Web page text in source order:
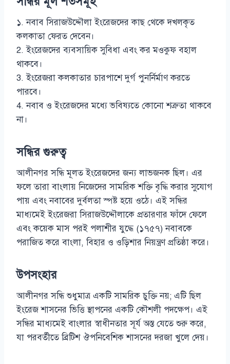
১. নবাব সিরাজউদ্দৌলা ইংরেজদের কাছ থেকে দখলকৃত
কলকাতা ফেরত দেবেন।
2. ইংরেজদের ব্যবসায়িক সুবিধা এবং কর মওকুফ বহাল
থাকবে।
3. ইংরেজরা কলকাতার চারপাশে দুর্গ পুনর্নির্মাণ করতে
পারবে।
4. নবাব ও ইংরেজদের মধ্যে ভবিষ্যতে কোনো শত্রুতা থাকবে
না।
সন্ধির গুরুত্ব
আলীনগর সন্ধি মূলত ইংরেজদের জন্য লাভজনক ছিল। এর
ফলে তারা বাংলায় নিজেদের সামরিক শক্তি বৃদ্ধি করার সুযোগ
পায় এবং নবাবের দুর্বলতা স্পষ্ট হয়ে ওঠে। এই সন্ধির
মাধ্যমেই ইংরেজরা সিরাজউদ্দৌলাকে প্রতারণার ফাঁদে ফেলে
এবং কয়েক মাস পরই পলাশীর যুদ্ধে (১৭৫৭) নবাবকে
পরাজিত করে বাংলা, বিহার ও ওড়িশার নিয়ন্ত্রণ প্রতিষ্ঠা করে।
উপসংহার
আলীনগর সন্ধি শুধুমাত্র একটি সামরিক চুক্তি নয়; এটি ছিল
ইংরেজ শাসনের ভিত্তি স্থাপনের একটি কৌশলী পদক্ষেপ। এই
সন্ধির মাধ্যমেই বাংলার স্বাধীনতার সূর্য অস্ত যেতে শুরু করে,
যা পরবর্তীতে ব্রিটিশ ঔপনিবেশিক শাসনের দরজা খুলে দেয়।